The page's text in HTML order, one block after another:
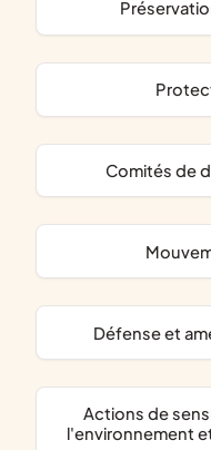
comités de
défense et
actions de sensibilisation et d'éducation à
l'environnement